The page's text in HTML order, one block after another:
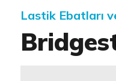
Lastik Ebatları